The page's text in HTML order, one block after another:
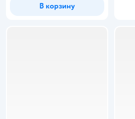
В корзину